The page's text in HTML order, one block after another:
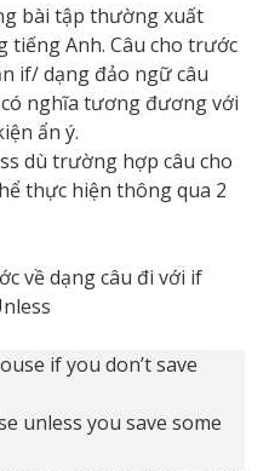
bài tập thường xuất
tiếng Anh. Câu cho trước
if/ dạng đảo ngữ câu
nghĩa tương đương với
ẩn ý.
dù trường hợp câu cho
thực hiện thông qua 2
về dạng câu đi với if
if you don’t save
unless you save some